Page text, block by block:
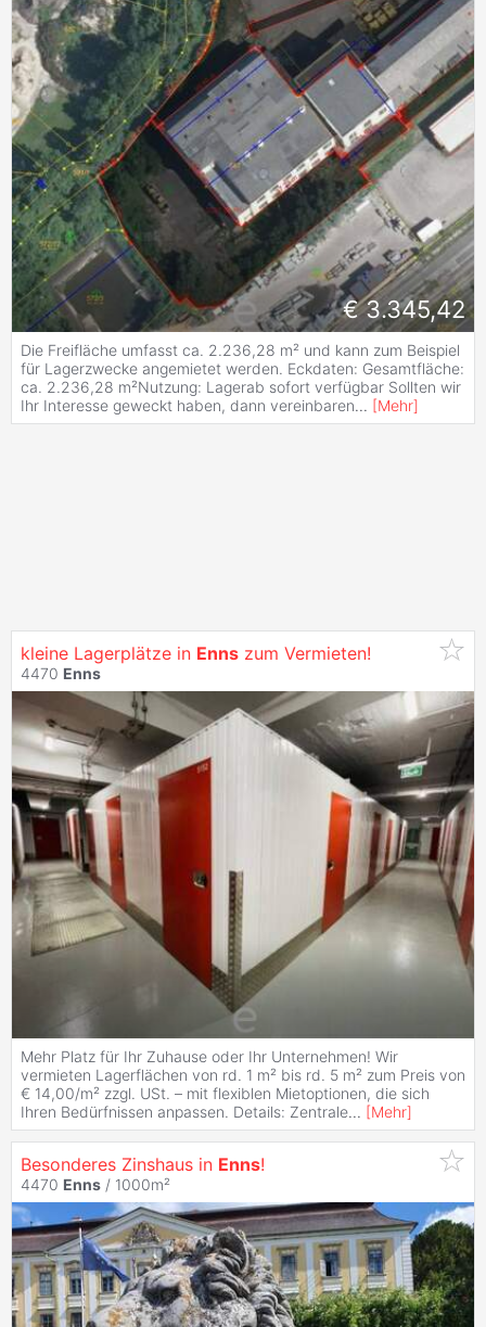
€ 3.345,42
Die Freifläche umfasst ca. 2.236,28 m² und kann zum Beispiel
für Lagerzwecke angemietet werden. Eckdaten: Gesamtfläche:
ca. 2.236,28 m²Nutzung: Lagerab sofort verfügbar Sollten wir
Ihr Interesse geweckt haben, dann vereinbaren... [Mehr]
kleine Lagerplätze in Enns zum Vermieten!
4470 Enns
Mehr Platz für Ihr Zuhause oder Ihr Unternehmen! Wir
vermieten Lagerflächen von rd. 1 m² bis rd. 5 m² zum Preis von
€ 14,00/m² zzgl. USt. – mit flexiblen Mietoptionen, die sich
Ihren Bedürfnissen anpassen. Details: Zentrale... [Mehr]
Besonderes Zinshaus in Enns!
4470 Enns / 1000m²